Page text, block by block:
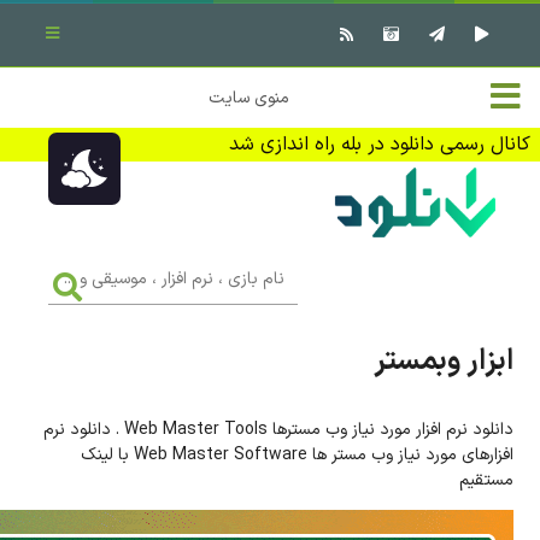
خانه
تماس با ما
تبلیغات
منوی سایت
کانال رسمی دانلود در بله راه اندازی شد
✖ بستن منو
نرم افزار کامپیوتر
بازی کامپیوتر
کتاب
وبلاگ
جهت دریافت آخرین اخبار و اطلاعات ما را در کانال رسمی دانلود در
بله دنبال کنید (ورود)
بازی
،
ابزار وبمستر
دانلود نرم افزار مورد نیاز وب مسترها Web Master Tools . دانلود نرم
افزارهای مورد نیاز وب مستر ها Web Master Software با لینک
مستقیم